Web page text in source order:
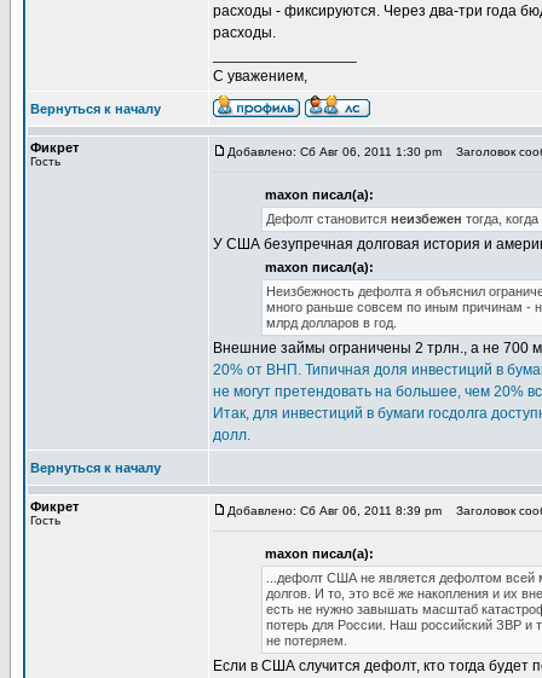
расходы - фиксируются. Через два-три года
расходы.
С уважением,
Вернуться к началу
Фикрет
Гость
Добавлено: Сб Авг 06, 2011 1:30 pm Заголовок
maxon писал(а):
Дефолт становится неизбежен тогда,
У США безупречная долговая история и
maxon писал(а):
Неизбежность дефолта я объяснил
много раньше совсем по иным причинам -
млрд долларов в год.
Внешние займы ограничены 2 трлн., а не 700
20% от ВНП. Типичная доля инвестиций в
не могут претендовать на большее, чем 20%
Итак, для инвестиций в бумаги госдолга
долл.
Вернуться к началу
Фикрет
Гость
Добавлено: Сб Авг 06, 2011 8:39 pm Заголовок
maxon писал(а):
...дефолт США не является дефолтом всей
долгов. И то, это всё же накопления и их
есть не нужно завышать масштаб
потерь для России. Наш российский ЗВР и
не потеряем.
Если в США случится дефолт, кто тогда будет